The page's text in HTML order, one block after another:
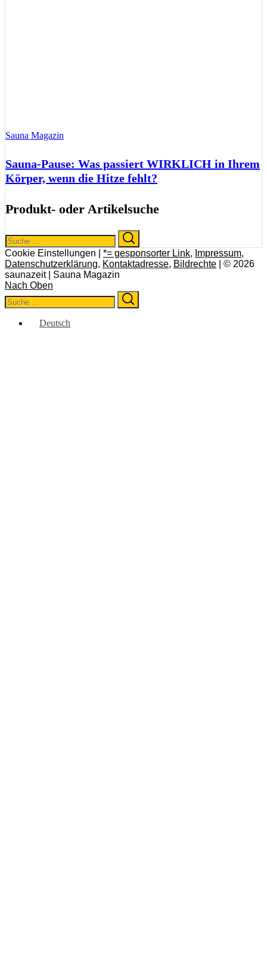
Sauna Magazin
Sauna-Pause: Was passiert WIRKLICH in Ihrem
Körper, wenn die Hitze fehlt?
Produkt- oder Artikelsuche
Search
for:
Cookie Einstellungen | *= gesponsorter Link, Impressum,
Datenschutzerklärung, Kontaktadresse, Bildrechte | © 2026
saunazeit | Sauna Magazin
Nach Oben
Search
for:
Deutsch